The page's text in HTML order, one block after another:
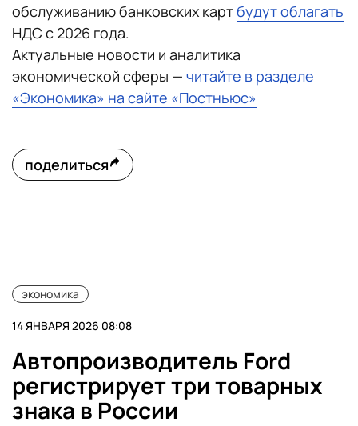
обслуживанию банковских картбудут облагать
НДС с 2026 года.
Актуальные новости и аналитика
экономической сферы — читайте в разделе
«Экономика» на сайте «Постньюс»
поделиться
экономика
14 ЯНВАРЯ 2026 08:08
Автопроизводитель Ford
регистрирует три товарных
знака в России